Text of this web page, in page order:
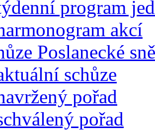
program
akcí
Poslanecké
schůze
pořad
pořad